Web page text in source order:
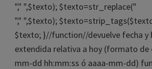
"," ",$texto); $texto=str_replace("
"," ",$texto);
$texto; }//function//devuelve fecha y
extendida relativa a hoy (formato de
mm-dd hh:mm:ss ó aaaa-mm-dd)